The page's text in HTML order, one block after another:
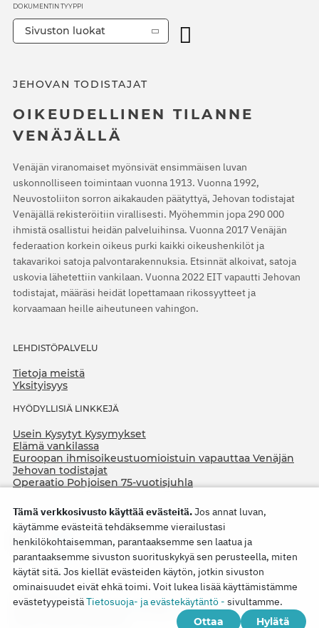
JEHOVAN TODISTAJAT
OIKEUDELLINEN TILANNE
VENÄJÄLLÄ
Venäjän viranomaiset myönsivät ensimmäisen luvan
uskonnolliseen toimintaan vuonna 1913. Vuonna 1992,
Neuvostoliiton sorron aikakauden päätyttyä, Jehovan todistajat
Venäjällä rekisteröitiin virallisesti. Myöhemmin jopa 290 000
ihmistä osallistui heidän palveluihinsa. Vuonna 2017 Venäjän
federaation korkein oikeus purki kaikki oikeushenkilöt ja
takavarikoi satoja palvontarakennuksia. Etsinnät alkoivat, satoja
uskovia lähetettiin vankilaan. Vuonna 2022 EIT vapautti Jehovan
todistajat, määräsi heidät lopettamaan rikossyytteet ja
korvaamaan heille aiheutuneen vahingon.
LEHDISTÖPALVELU
Tietoja meistä
Yksityisyys
HYÖDYLLISIÄ LINKKEJÄ
Usein Kysytyt Kysymykset
Elämä vankilassa
Euroopan ihmisoikeustuomioistuin vapauttaa Venäjän
Jehovan todistajat
Operaatio Pohjoisen 75-vuotisjuhla
DOKUMENTIN TYYPPI
Sivuston luokat
Copyright © 2026
Watch Tower Bible and Tract Society of Korea.
Tämä verkkosivusto käyttää evästeitä.Jos annat luvan,
käytämme evästeitä tehdäksemme vierailustasi
henkilökohtaisemman, parantaaksemme sen laatua ja
parantaaksemme sivuston suorituskykyä sen perusteella, miten
käytät sitä. Jos kiellät evästeiden käytön, jotkin sivuston
ominaisuudet eivät ehkä toimi. Voit lukea lisää käyttämistämme
evästetyypeistäTietosuoja- ja evästekäytäntö - sivultamme.
Ottaa
Hylätä